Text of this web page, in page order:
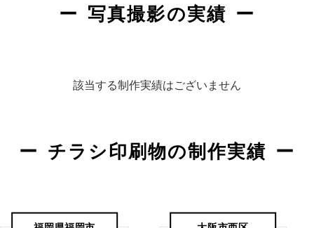
写真撮影の実績
該当する制作実績はございません
チラシ印刷物の制作実績